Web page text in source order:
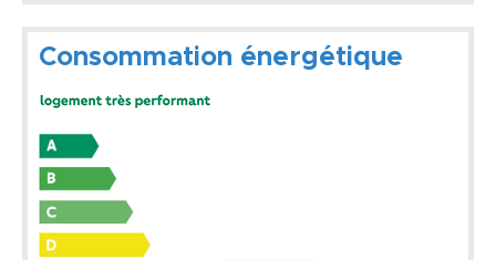
Consommation énergétique